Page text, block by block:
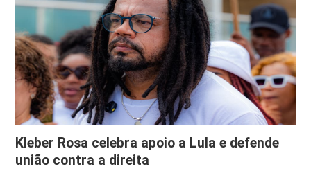
Kleber Rosa celebra apoio a Lula e defende
união contra a direita